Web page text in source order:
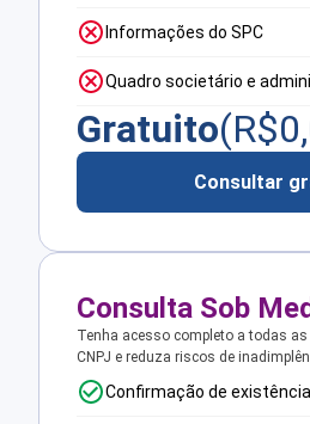
Informações do SPC
Quadro societário e
Gratuito(R$
Consultar
Consulta Sob
Tenha acesso completo a todas
CNPJ e reduza riscos de
Confirmação de existência